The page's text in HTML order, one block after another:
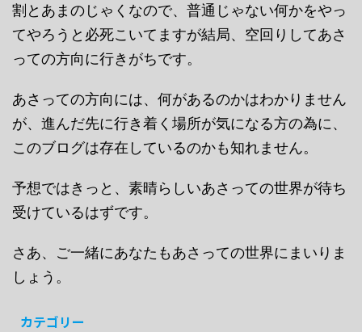
割とあまのじゃくなので、普通じゃない何かをやっ
てやろうと必死こいてますが結局、空回りしてあさ
っての方向に行きがちです。
あさっての方向には、何があるのかはわかりません
が、進んだ先に行き着く場所が気になる方の為に、
このブログは存在しているのかも知れません。
予想ではきっと、素晴らしいあさっての世界が待ち
受けているはずです。
さあ、ご一緒にあなたもあさっての世界にまいりま
しょう。
カテゴリー